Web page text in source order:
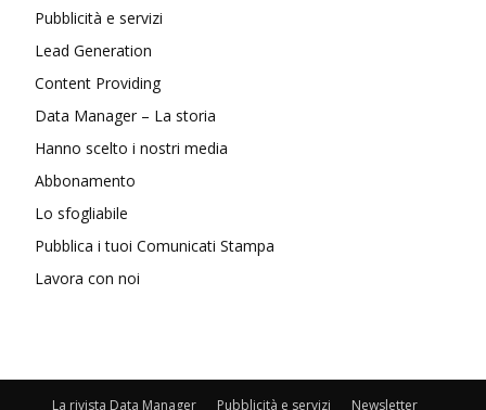
Pubblicità e servizi
Lead Generation
Content Providing
Data Manager – La storia
Hanno scelto i nostri media
Abbonamento
Lo sfogliabile
Pubblica i tuoi Comunicati Stampa
Lavora con noi
La rivista Data Manager Pubblicità e servizi Newsletter